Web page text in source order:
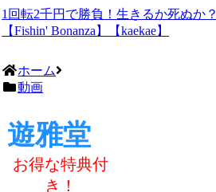
1回転2千円で勝負！生きるか死ぬか？
【Fishin' Bonanza】【kaekae】
ホーム
動画
遊雅堂
お得な特典付
き！